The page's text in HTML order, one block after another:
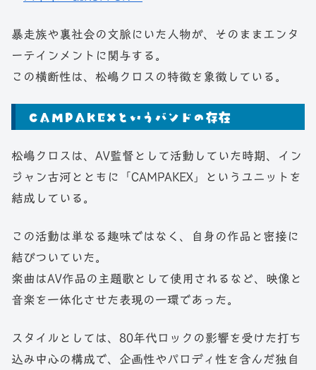
暴走族や裏社会の文脈にいた人物が、そのままエンタ
ーテインメントに関与する。
この横断性は、松嶋クロスの特徴を象徴している。
CAMPAKEXというバンドの存在
松嶋クロスは、AV監督として活動していた時期、イン
ジャン古河とともに「CAMPAKEX」というユニットを
結成している。
この活動は単なる趣味ではなく、自身の作品と密接に
結びついていた。
楽曲はAV作品の主題歌として使用されるなど、映像と
音楽を一体化させた表現の一環であった。
スタイルとしては、80年代ロックの影響を受けた打ち
込み中心の構成で、企画性やパロディ性を含んだ独自